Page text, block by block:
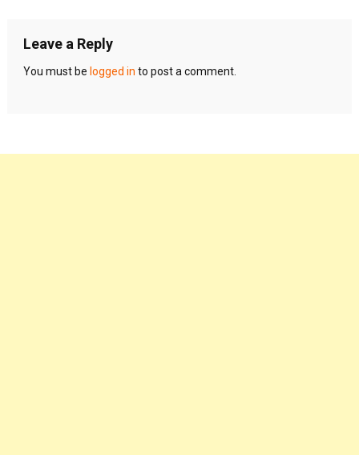
Leave a Reply
You must be logged in to post a comment.